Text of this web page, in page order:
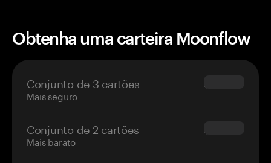
Obtenha uma carteira Moonflow
Conjunto de 3 cartões
Mais seguro
$69.90
Conjunto de 2 cartões
Mais barato
$54.90